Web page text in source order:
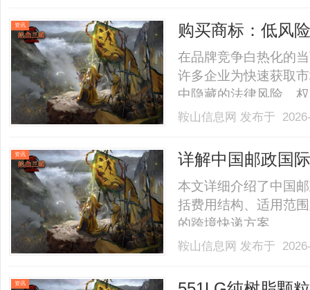
资讯 购买商标：低风
在品牌竞争白热化的
许多企业为快速获取
中隐藏的法律风险、
何实现安全高效的商
购买商标的核心风险
标.........
鞍山信息网 发布于
资讯 详解中国邮政国
本文详细介绍了中国
括费用结构、适用范
的跨境快递方案。......
鞍山信息网 发布于
资讯